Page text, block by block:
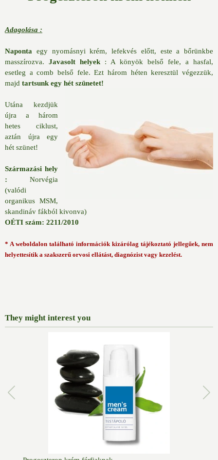
Adagolása :
Naponta egy nyomásnyi krém, lefekvés előtt, este a bőrünkbe
masszírozva.
Javasolt helyek
: A könyök belső fele, a hasfal,
esetleg a comb belső fele. Ezt három héten keresztül végezzük,
majd tartsunk egy hét szünetet!
Utána kezdjük
újra a három
hetes ciklust,
aztán újra egy
hét szünet!
Származási hely
:
Norvégia
(valódi
organikus MSM,
skandináv fákból kivonva)
OÉTI szám: 2211/2010
* A weboldalon található információk kizárólag tájékoztató jellegűek, nem
helyettesítik a szakszerű orvosi ellátást, diagnózist vagy kezelést.
They might interest you